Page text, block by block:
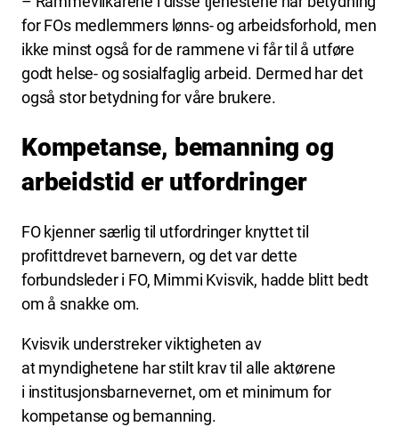
for FOs medlemmers lønns- og arbeidsforhold, men
ikke minst også for de rammene vi får til å utføre
godt helse- og sosialfaglig arbeid. Dermed har det
også stor betydning for våre brukere.
Kompetanse, bemanning og
arbeidstid er utfordringer
FO kjenner særlig til utfordringer knyttet til
profittdrevet barnevern, og det var dette
forbundsleder i FO, Mimmi Kvisvik, hadde blitt bedt
om å snakke om.
Kvisvik understreker viktigheten av
at myndighetene har stilt krav til alle aktørene
i institusjonsbarnevernet, om et minimum for
kompetanse og bemanning.